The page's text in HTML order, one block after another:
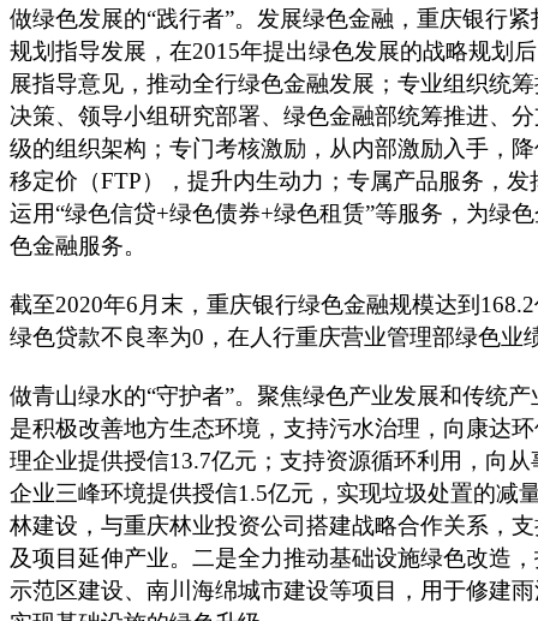
做绿色发展的“践行者”。发展绿色金融，重庆银行紧
规划指导发展，在2015年提出绿色发展的战略规划
展指导意见，推动全行绿色金融发展；专业组织统
决策、领导小组研究部署、绿色金融部统筹推进、
级的组织架构；专门考核激励，从内部激励入手，
移定价（FTP），提升内生动力；专属产品服务，
运用“绿色信贷+绿色债券+绿色租赁”等服务，为绿
色金融服务。
截至2020年6月末，重庆银行绿色金融规模达到
绿色贷款不良率为0，在人行重庆营业管理部绿色业
做青山绿水的“守护者”。聚焦绿色产业发展和传统
是积极改善地方生态环境，支持污水治理，向康达
理企业提供授信13.7亿元；支持资源循环利用，向
企业三峰环境提供授信1.5亿元，实现垃圾处置的减
林建设，与重庆林业投资公司搭建战略合作关系，
及项目延伸产业。二是全力推动基础设施绿色改造
示范区建设、南川海绵城市建设等项目，用于修建